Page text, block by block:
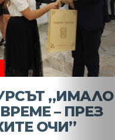
„ИМАЛО
– ПРЕЗ
ОЧИ”